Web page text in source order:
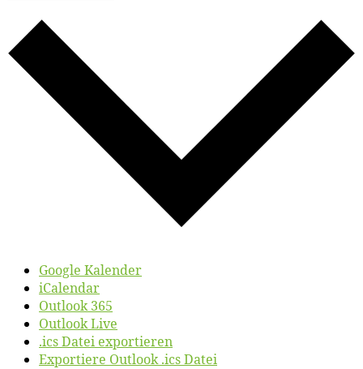
Google Kalender
iCalendar
Outlook 365
Outlook Live
.ics Datei exportieren
Exportiere Outlook .ics Datei